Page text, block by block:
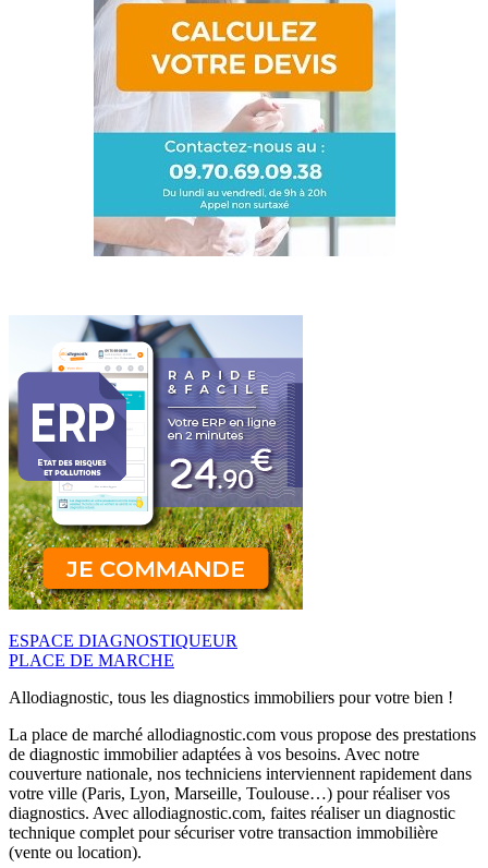
ESPACE DIAGNOSTIQUEUR
PLACE DE MARCHE
Allodiagnostic, tous les diagnostics immobiliers pour votre bien !
La place de marché allodiagnostic.com vous propose des prestations
de diagnostic immobilier adaptées à vos besoins. Avec notre
couverture nationale, nos techniciens interviennent rapidement dans
votre ville (Paris, Lyon, Marseille, Toulouse…) pour réaliser vos
diagnostics. Avec allodiagnostic.com, faites réaliser un diagnostic
technique complet pour sécuriser votre transaction immobilière
(vente ou location).